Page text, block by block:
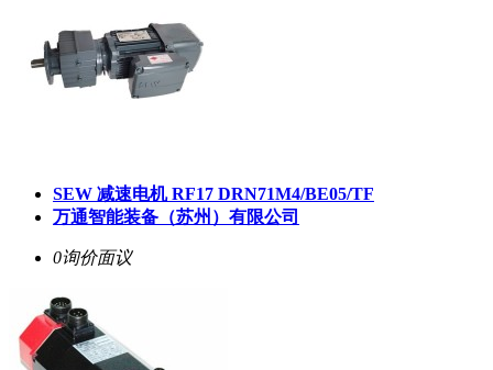
SEW 减速电机 RF17 DRN71M4/BE05/TF
万通智能装备（苏州）有限公司
0询价面议